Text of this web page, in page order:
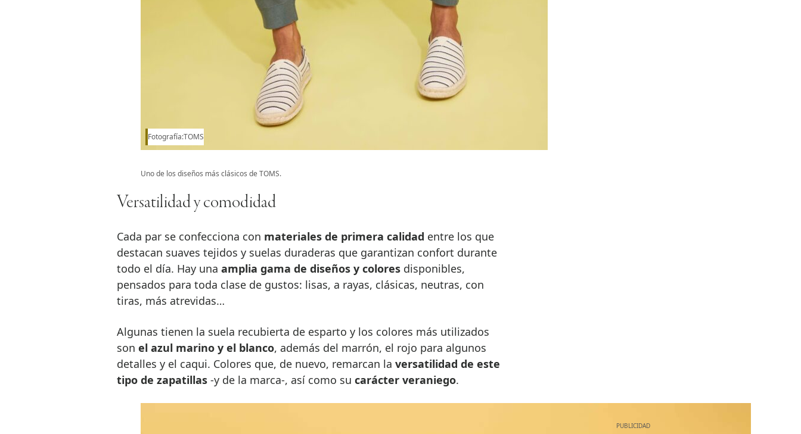
Fotografía:TOMS
Uno de los diseños más clásicos de TOMS.
Versatilidad y comodidad
Cada par se confecciona con materiales de primera calidad entre los que
destacan suaves tejidos y suelas duraderas que garantizan confort durante
todo el día. Hay una amplia gama de diseños y coloresdisponibles,
pensados para toda clase de gustos: lisas, a rayas, clásicas, neutras, con
tiras, más atrevidas…
Algunas tienen la suela recubierta de esparto y los colores más utilizados
son el azul marino y el blanco, además del marrón, el rojo para algunos
detalles y el caqui. Colores que, de nuevo, remarcan la versatilidad de este
tipo de zapatillas-y de la marca-, así como su carácter veraniego.